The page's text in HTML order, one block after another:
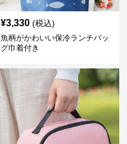
¥3,330 (税込)
魚柄がかわいい保冷ランチバッ
グ巾着付き